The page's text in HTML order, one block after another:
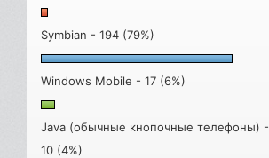
Symbian - 194 (79%)
Windows Mobile - 17 (6%)
Java (обычные кнопочные телефоны) -
10 (4%)